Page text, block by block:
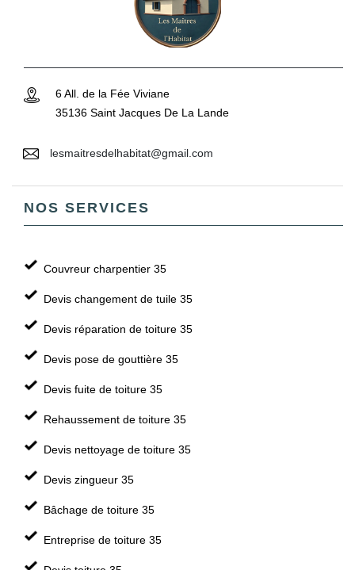
6 All. de la Fée Viviane
35136 Saint Jacques De La Lande
lesmaitresdelhabitat@gmail.com
NOS SERVICES
Couvreur charpentier 35
Devis changement de tuile 35
Devis réparation de toiture 35
Devis pose de gouttière 35
Devis fuite de toiture 35
Rehaussement de toiture 35
Devis nettoyage de toiture 35
Devis zingueur 35
Bâchage de toiture 35
Entreprise de toiture 35